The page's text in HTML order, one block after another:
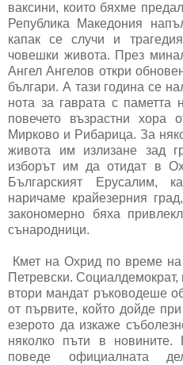
ваксини, които бяхме
Република Македония
капак се случи и
човешки живота. През
Ангел Ангелов откри
българи. А тази година се
нота за гаврата с паметта
повечето възрастни
Мирково и Рибарица. За
живота им излизане зад
изборът им да отидат в
Българският Ерусалим,
наричаме крайезерния
закономерно бяха
сънародници.
Кмет на Охрид по време на
Петревски.
втори мандат ръководеше
от първите, който дойде
езерото да изкаже
няколко пъти в новините.
поведе официалната